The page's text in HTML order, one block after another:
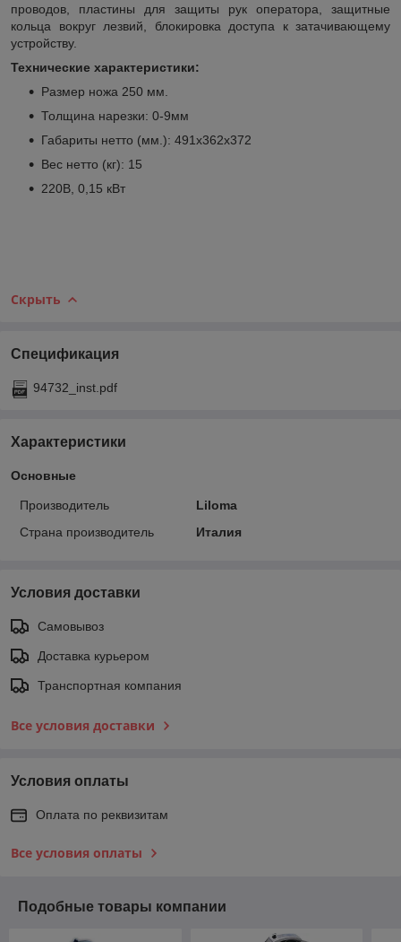
проводов, пластины для защиты рук оператора, защитные
кольца вокруг лезвий, блокировка доступа к затачивающему
устройству.
Технические характеристики:
Размер ножа 250 мм.
Толщина нарезки: 0-9мм
Габариты нетто (мм.): 491х362х372
Вес нетто (кг): 15
220В, 0,15 кВт
Скрыть
Спецификация
94732_inst.pdf
Характеристики
Основные
Производитель
Liloma
Страна производитель
Италия
Условия доставки
Самовывоз
Доставка курьером
Транспортная компания
Все условия доставки
Условия оплаты
Оплата по реквизитам
Все условия оплаты
Подобные товары компании